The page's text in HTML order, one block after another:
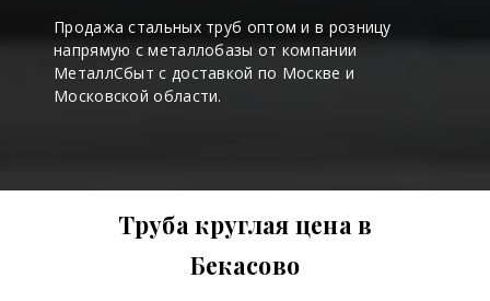
Продажа стальных труб оптом и в розницу
напрямую с металлобазы от компании
МеталлСбыт с доставкой по Москве и
Московской области.
Труба круглая цена в
Бекасово